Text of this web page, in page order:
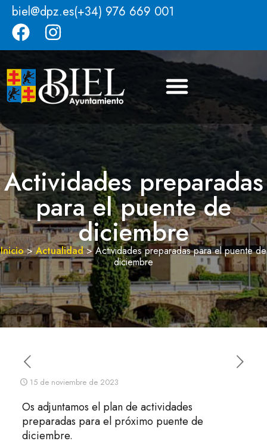
biel@dpz.es(+34) 976 669 001
Actividades preparadas
para el puente de
diciembre
Inicio>Actualidad>Actividades preparadas para el puente de
diciembre
15 de noviembre de 2023
Os adjuntamos el plan de actividades
preparadas para el próximo puente de
diciembre.